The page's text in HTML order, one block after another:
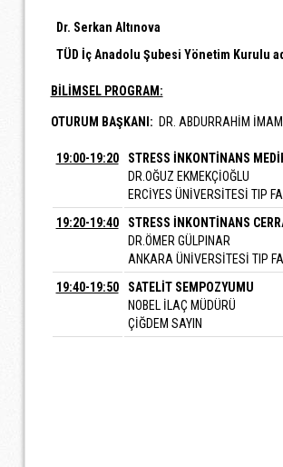
Dr. Serkan Altınova
TÜD İç Anadolu Şubesi Yönetim Kurulu
BİLİMSEL PROGRAM:
OTURUM BAŞKANI: DR. ABDURRAHİM
19:00-19:20
STRESS İNKONTİNANS
DR.OĞUZ EKMEKÇİOĞLU
ERCİYES ÜNİVERSİTESİ TIP
19:20-19:40
STRESS İNKONTİNANS
DR.ÖMER GÜLPINAR
ANKARA ÜNİVERSİTESİ TIP
19:40-19:50
SATELİT SEMPOZYUMU
NOBEL İLAÇ MÜDÜRÜ
ÇİĞDEM SAYIN